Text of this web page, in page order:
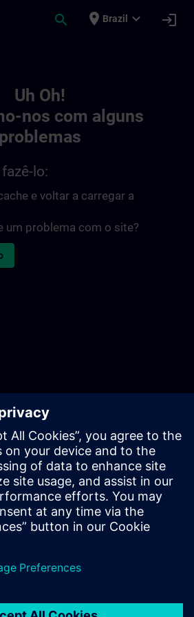
search place Brazil expand_more login
Uh Oh!
nos com alguns
problemas
lo:
e voltar a carregar a
um problema com o site?